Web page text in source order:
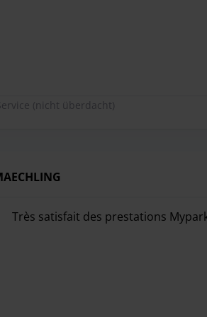
mit dem Shuttlebus können
zwischen 21:00 - 05:00 Uhr
(nicht überdacht)
Très satisfait des prestations